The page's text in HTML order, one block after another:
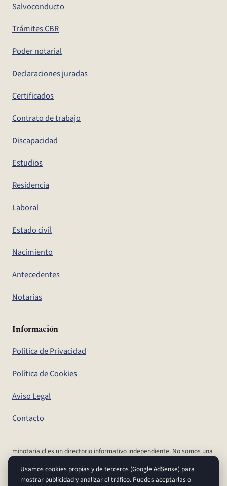
Salvoconducto
Trámites CBR
Poder notarial
Declaraciones juradas
Certificados
Contrato de trabajo
Discapacidad
Estudios
Residencia
Laboral
Estado civil
Nacimiento
Antecedentes
Notarías
Información
Política de Privacidad
Política de Cookies
Aviso Legal
Contacto
minotaria.cl es un directorio informativo independiente. No somos una
Estado. Para realizar tus trámites y confirmar aranceles y plazos,
dirígete a los canales oficiales.
Usamos cookies propias y de terceros (Google AdSense) para
mostrar publicidad y analizar el tráfico. Puedes aceptarlas o